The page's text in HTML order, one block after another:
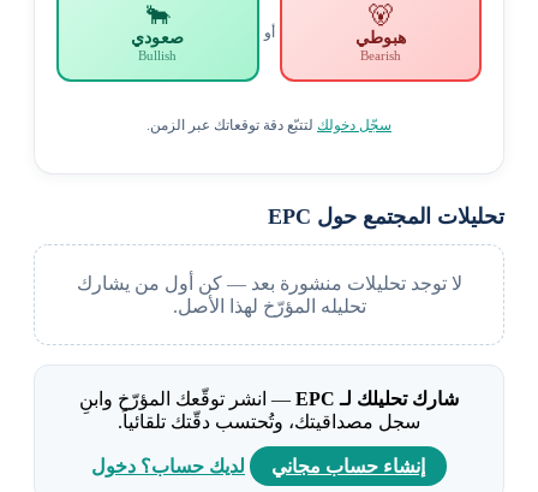
🐻
هبوطي
Bearish
أو
🐂
صعودي
Bullish
سجّل دخولكلتتبّع دقة توقعاتك عبر الزمن.
تحليلات المجتمع حول EPC
لا توجد تحليلات منشورة بعد — كن أول من يشارك
تحليله المؤرّخ لهذا الأصل.
شارك تحليلك لـ EPC
— انشر توقّعك المؤرّخ وابنِ
سجل مصداقيتك، وتُحتسب دقّتك تلقائياً.
إنشاء حساب مجاني لديك حساب؟ دخول